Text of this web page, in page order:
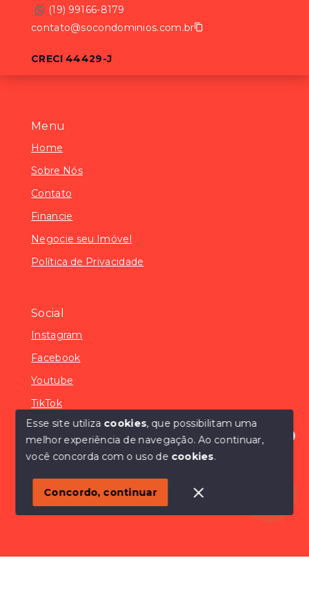
Olá! Estamos disponíveis para te ajudar.
Menu
Home
Sobre Nós
Contato
Financie
Negocie seu Imóvel
Política de Privacidade
Social
Instagram
Facebook
Youtube
TikTok
© Copyright 2026 - SÓCONDOMÍNIOS - Todos os
SITE PARA IMOBILIARIA
(19) 99166-8179
contato@socondominios.com.br
CRECI 44429-J
Esse site utiliza cookies, que possibilitam uma
melhor experiência de navegação.Ao continuar,
você concorda com o uso de cookies.
Concordo, continuar